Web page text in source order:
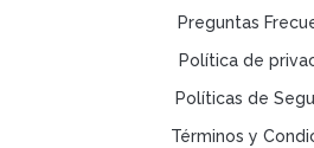
Preguntas
Política de
Políticas de
Términos y